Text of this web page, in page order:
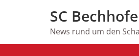
SC
News rund um den